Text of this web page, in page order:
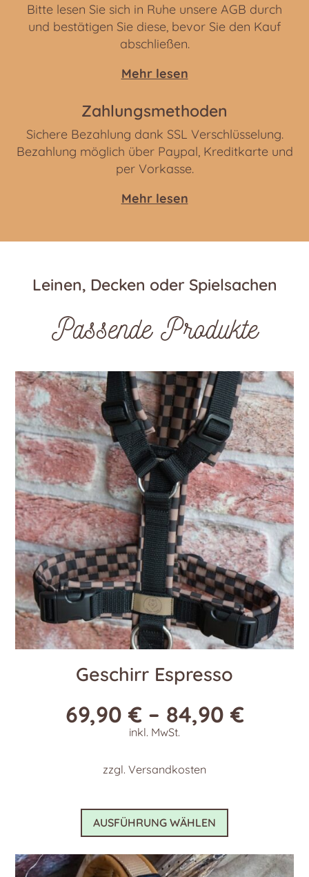
Bitte lesen Sie sich in Ruhe unsere AGB durch
und bestätigen Sie diese, bevor Sie den Kauf
abschließen.
Mehr lesen
Zahlungsmethoden
Sichere Bezahlung dank SSL Verschlüsselung.
Bezahlung möglich über Paypal, Kreditkarte und
per Vorkasse.
Mehr lesen
Leinen, Decken oder Spielsachen
Passende Produkte
Geschirr Espresso
69,90€ – 84,90€
inkl. MwSt.
zzgl. Versandkosten
AUSFÜHRUNG WÄHLEN
Dieses
weist
mehrere